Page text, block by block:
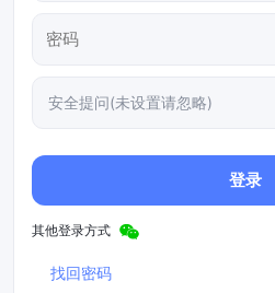
安全提问(未设置请忽略)
登录
其他登录方式
找回密码